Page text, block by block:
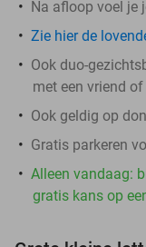
Na afloop voel je
Zie hier de
Ook duo-
met een vriend
Ook geldig op
Gratis parkeren
Alleen vandaag:
gratis kans op